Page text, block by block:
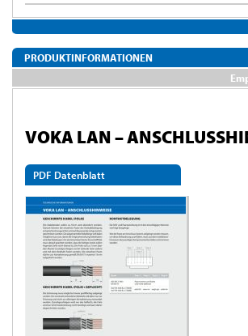
PRODUKTINFORMATIONEN
VOKA LAN –
PDF Datenblatt